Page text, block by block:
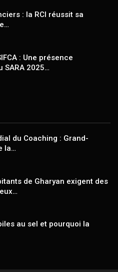
: la RCI réussit sa
: Une présence
SARA 2025…
du Coaching : Grand-
la…
de Gharyan exigent des
au sel et pourquoi la